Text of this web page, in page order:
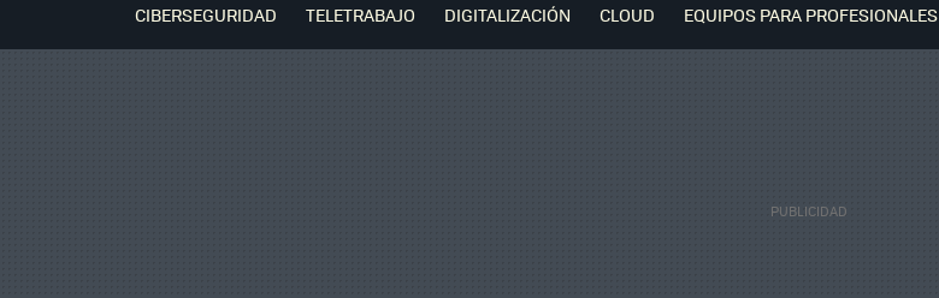
CIBERSEGURIDAD TELETRABAJO DIGITALIZACIÓN CLOUD EQUIPOS PARA PROFESIONALES